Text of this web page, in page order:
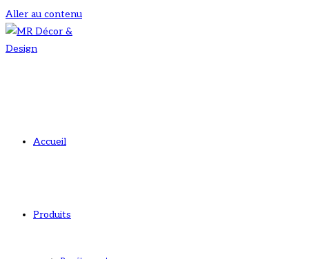
Aller au contenu
Accueil
Produits